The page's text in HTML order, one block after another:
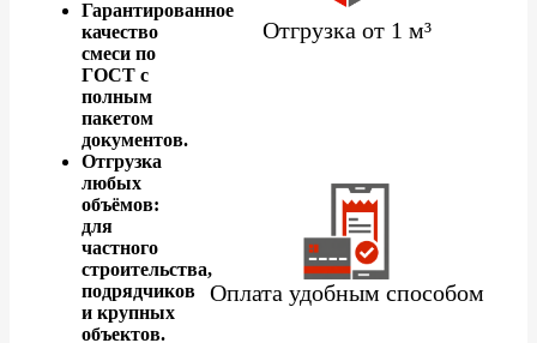
Гарантированное
качество
смеси по
ГОСТ с
полным
пакетом
документов.
Отгрузка
любых
объёмов:
для
частного
строительства,
подрядчиков
и крупных
объектов.
Отгрузка от 1 м³
Оплата удобным способом